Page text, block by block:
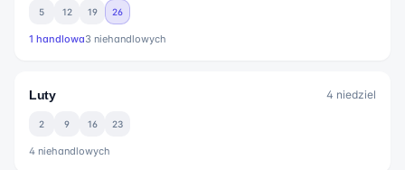
5 12 19 26
1 handlowa3 niehandlowych
Luty 4 niedziel
2 9 16 23
4 niehandlowych